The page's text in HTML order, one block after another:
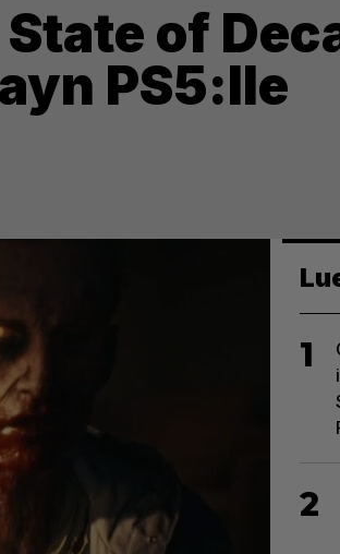
of
PS5:lle
1
2